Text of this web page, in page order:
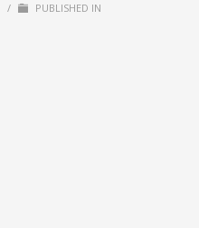
/ PUBLISHED IN